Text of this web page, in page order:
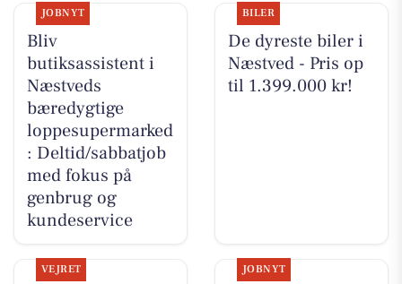
JOBNYT
Bliv
butiksassistent i
Næstveds
bæredygtige
loppesupermarked
: Deltid/sabbatjob
med fokus på
genbrug og
kundeservice
BILER
De dyreste biler i
Næstved - Pris op
til 1.399.000 kr!
VEJRET JOBNYT